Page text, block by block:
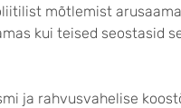
mõtlemist
kui teised seostasid
ja rahvusvahelise